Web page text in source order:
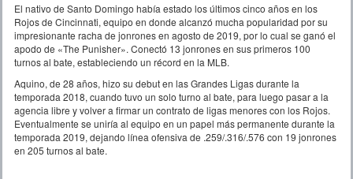
El nativo de Santo Domingo había estado los últimos cinco años en los
Rojos de Cincinnati, equipo en donde alcanzó mucha popularidad por su
impresionante racha de jonrones en agosto de 2019, por lo cual se ganó el
apodo de «The Punisher». Conectó 13 jonrones en sus primeros 100
turnos al bate, estableciendo un récord en la MLB.
Aquino, de 28 años, hizo su debut en las Grandes Ligas durante la
temporada 2018, cuando tuvo un solo turno al bate, para luego pasar a la
agencia libre y volver a firmar un contrato de ligas menores con los Rojos.
Eventualmente se uniría al equipo en un papel más permanente durante la
temporada 2019, dejando línea ofensiva de .259/.316/.576 con 19 jonrones
en 205 turnos al bate.